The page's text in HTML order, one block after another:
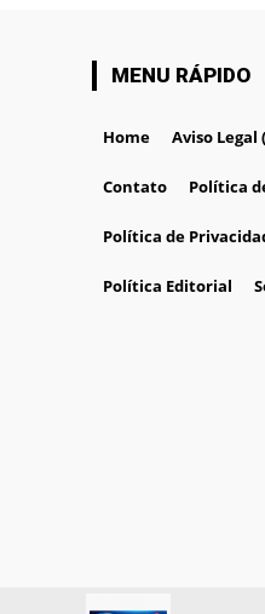
MENU RÁPIDO
Home Aviso
Contato Política
Política de
Política Editorial